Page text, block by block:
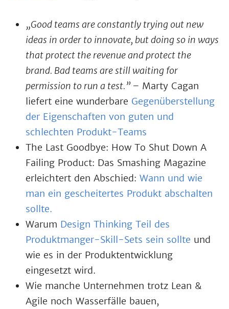
„Good teams are constantly trying out new
ideas in order to innovate, but doing so in ways
that protect the revenue and protect the
brand. Bad teams are still waiting for
permission to run a test.” – Marty Cagan
liefert eine wunderbare Gegenüberstellung
der Eigenschaften von guten und
schlechten Produkt-Teams
The Last Goodbye: How To Shut Down A
Failing Product: Das Smashing Magazine
erleichtert den Abschied: Wann und wie
man ein gescheitertes Produkt abschalten
sollte.
Warum Design Thinking Teil des
Produktmanger-Skill-Sets sein sollte und
wie es in der Produktentwicklung
eingesetzt wird.
Wie manche Unternehmen trotz Lean &
Agile noch Wasserfälle bauen,